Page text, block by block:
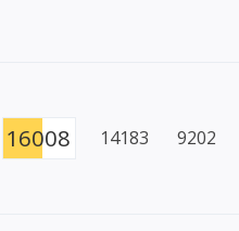
16008 14183 9202